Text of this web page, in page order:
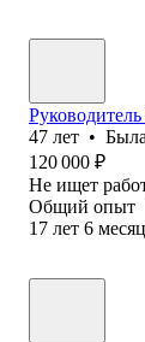
47 лет • Была
120 000 ₽
Не ищет
Общий опыт
17 лет 6